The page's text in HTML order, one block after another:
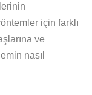
için farklı
ve
nasıl